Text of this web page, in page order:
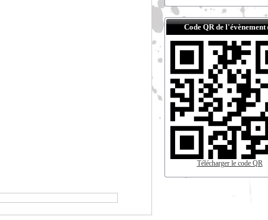
Code QR de l'évènement
Télécharger le code QR